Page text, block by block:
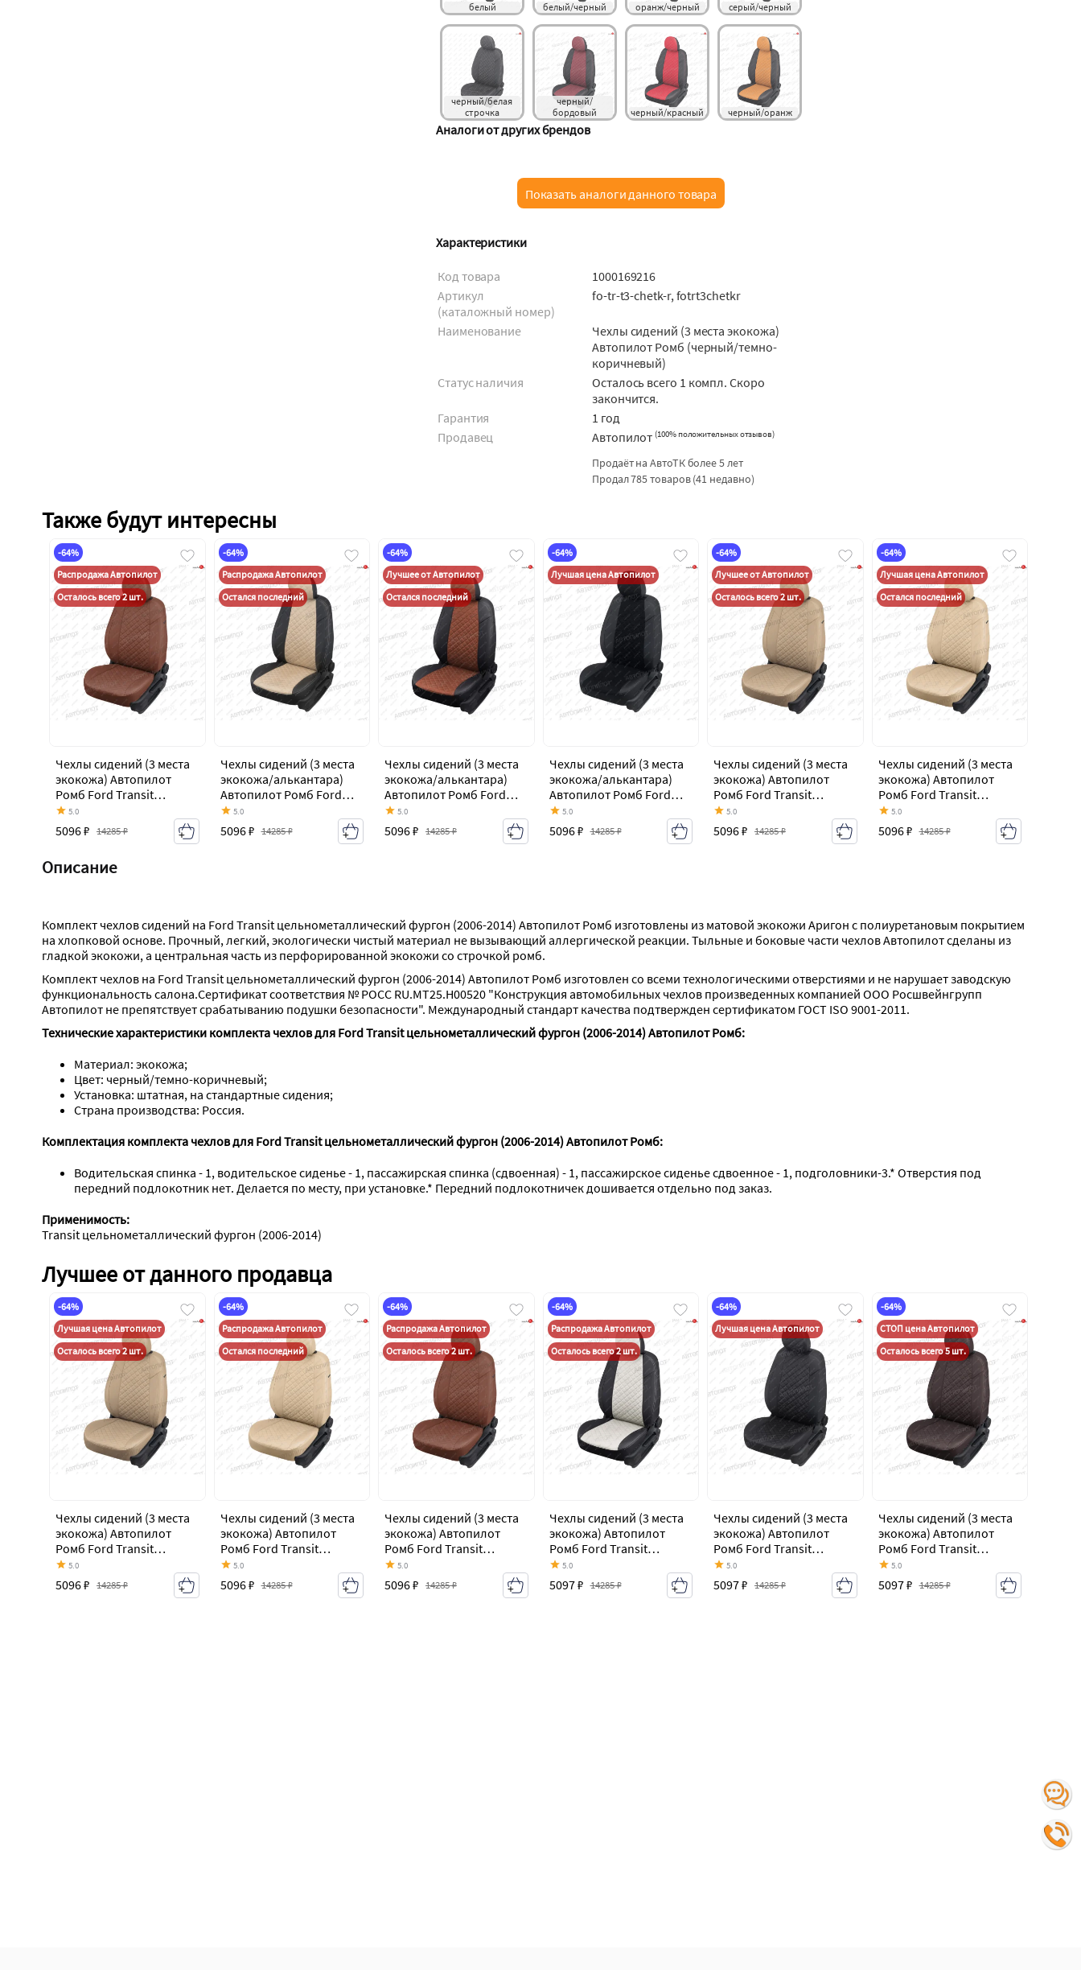
белый белый/черный оранж/черный серый/черный
черный/белая
строчка
черный/
бордовый
черный/красный черный/оранж
Аналоги от других брендов
Показать аналоги данного товара
Характеристики
Код товара
1000169216
Артикул
(каталожный номер)
fo-tr-t3-chetk-r, fotrt3chetkr
Наименование
Чехлы сидений (3 места экокожа)
Автопилот Ромб (черный/темно-
коричневый)
Статус наличия
Осталось всего 1 компл. Скоро
закончится.
Гарантия
1 год
Продавец
Автопилот (100% положительных отзывов)
Продаёт на АвтоТК более 5 лет
Продал 785 товаров (41 недавно)
Также будут интересны
-64%
Распродажа Автопилот
Осталось всего 2 шт.
Чехлы сидений (3 места
экокожа) Автопилот
Ромб Ford Transit
цельнометаллический
фургон (2006-2014)
5.0
5096 ₽ 14285 ₽
-64%
Распродажа Автопилот
Остался последний
Чехлы сидений (3 места
экокожа/алькантара)
Автопилот Ромб Ford
Transit
цельнометаллический
фургон (2006-2014)
5.0
5096 ₽ 14285 ₽
-64%
Лучшее от Автопилот
Остался последний
Чехлы сидений (3 места
экокожа/алькантара)
Автопилот Ромб Ford
Transit
цельнометаллический
фургон (2006-2014)
5.0
5096 ₽ 14285 ₽
-64%
Лучшая цена Автопилот
Чехлы сидений (3 места
экокожа/алькантара)
Автопилот Ромб Ford
Transit
цельнометаллический
фургон (2006-2014)
5.0
5096 ₽ 14285 ₽
-64%
Лучшее от Автопилот
Осталось всего 2 шт.
Чехлы сидений (3 места
экокожа) Автопилот
Ромб Ford Transit
цельнометаллический
фургон (2006-2014)
5.0
5096 ₽ 14285 ₽
-64%
Лучшая цена Автопилот
Остался последний
Чехлы сидений (3 места
экокожа) Автопилот
Ромб Ford Transit
цельнометаллический
фургон (2006-2014)
5.0
5096 ₽ 14285 ₽
Описание
Комплект чехлов сидений на Ford Transit цельнометаллический фургон (2006-2014) Автопилот Ромб изготовлены из матовой экокожи Аригон с полиуретановым покрытием
на хлопковой основе. Прочный, легкий, экологически чистый материал не вызывающий аллергической реакции. Тыльные и боковые части чехлов Автопилот сделаны из
гладкой экокожи, а центральная часть из перфорированной экокожи со строчкой ромб.
Комплект чехлов на Ford Transit цельнометаллический фургон (2006-2014) Автопилот Ромб изготовлен со всеми технологическими отверстиями и не нарушает заводскую
функциональность салона.Сертификат соответствия № РОСС RU.МТ25.Н00520 "Конструкция автомобильных чехлов произведенных компанией ООО Росшвейнгрупп
Автопилот не препятствует срабатыванию подушки безопасности". Международный стандарт качества подтвержден сертификатом ГОСТ ISO 9001-2011.
Технические характеристики комплекта чехлов для Ford Transit цельнометаллический фургон (2006-2014) Автопилот Ромб:
Материал: экокожа;
Цвет: черный/темно-коричневый;
Установка: штатная, на стандартные сидения;
Страна производства: Россия.
Комплектация комплекта чехлов для Ford Transit цельнометаллический фургон (2006-2014) Автопилот Ромб:
Водительская спинка - 1, водительское сиденье - 1, пассажирская спинка (сдвоенная) - 1, пассажирское сиденье сдвоенное - 1, подголовники-3.* Отверстия под
передний подлокотник нет. Делается по месту, при установке.* Передний подлокотничек дошивается отдельно под заказ.
Применимость:
Transit цельнометаллический фургон (2006-2014)
Лучшее от данного продавца
-64%
Лучшая цена Автопилот
Осталось всего 2 шт.
Чехлы сидений (3 места
экокожа) Автопилот
Ромб Ford Transit
цельнометаллический
фургон (2006-2014)
5.0
5096 ₽ 14285 ₽
-64%
Распродажа Автопилот
Остался последний
Чехлы сидений (3 места
экокожа) Автопилот
Ромб Ford Transit
цельнометаллический
фургон (2006-2014)
5.0
5096 ₽ 14285 ₽
-64%
Распродажа Автопилот
Осталось всего 2 шт.
Чехлы сидений (3 места
экокожа) Автопилот
Ромб Ford Transit
цельнометаллический
фургон (2006-2014)
5.0
5096 ₽ 14285 ₽
-64%
Распродажа Автопилот
Осталось всего 2 шт.
Чехлы сидений (3 места
экокожа) Автопилот
Ромб Ford Transit
цельнометаллический
фургон (2006-2014)
5.0
5097 ₽ 14285 ₽
-64%
Лучшая цена Автопилот
Чехлы сидений (3 места
экокожа) Автопилот
Ромб Ford Transit
цельнометаллический
фургон (2006-2014)
5.0
5097 ₽ 14285 ₽
-64%
СТОП цена Автопилот
Осталось всего 5 шт.
Чехлы сидений (3 места
экокожа) Автопилот
Ромб Ford Transit
цельнометаллический
фургон (2006-2014)
5.0
5097 ₽ 14285 ₽